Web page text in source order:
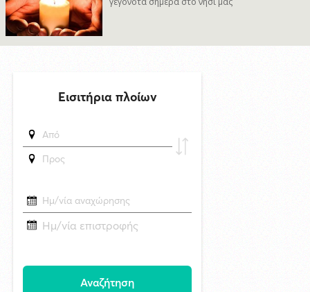
Καλλιτέχνες από τη Σύρο, την Ελβετία και την Ιαπωνία συναντιούνται
στην Άνω Σύρο
29/4/2026 18:53
Superbet Κύπελλο Ελλάδας: Την Δευτέρα 24 Αυγούστου ο αγώνας
7/8/2026 08:34
Δράση ενημέρωσης ασφαλούς κολύμβησης και πρόληψης των
πνιγμών από το Τμήμα Τουρισμού του Δήμου Σύρου–Ερμούπολης